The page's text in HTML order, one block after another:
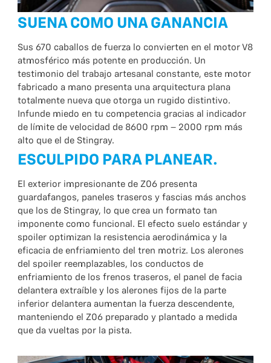
SUENA COMO UNA GANANCIA
Sus 670 caballos de fuerza lo convierten en el motor V8
atmosférico más potente en producción. Un
testimonio del trabajo artesanal constante, este motor
fabricado a mano presenta una arquitectura plana
totalmente nueva que otorga un rugido distintivo.
Infunde miedo en tu competencia gracias al indicador
de límite de velocidad de 8600 rpm – 2000 rpm más
alto que el de Stingray.
ESCULPIDO PARA PLANEAR.
El exterior impresionante de Z06 presenta
guardafangos, paneles traseros y fascias más anchos
que los de Stingray, lo que crea un formato tan
imponente como funcional. El efecto suelo estándar y
spoiler optimizan la resistencia aerodinámica y la
eficacia de enfriamiento del tren motriz. Los alerones
del spoiler reemplazables, los conductos de
enfriamiento de los frenos traseros, el panel de facia
delantera extraíble y los alerones fijos de la parte
inferior delantera aumentan la fuerza descendente,
manteniendo el Z06 preparado y plantado a medida
que da vueltas por la pista.